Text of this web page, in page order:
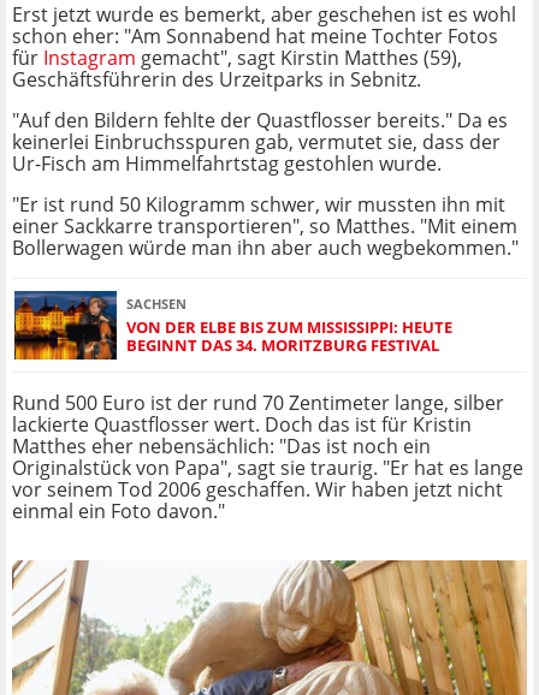
Erst jetzt wurde es bemerkt, aber geschehen ist es wohl
schon eher: "Am Sonnabend hat meine Tochter Fotos
für Instagram gemacht", sagt Kirstin Matthes (59),
Geschäftsführerin des Urzeitparks in Sebnitz.
"Auf den Bildern fehlte der Quastflosser bereits." Da es
keinerlei Einbruchsspuren gab, vermutet sie, dass der
Ur-Fisch am Himmelfahrtstag gestohlen wurde.
"Er ist rund 50 Kilogramm schwer, wir mussten ihn mit
einer Sackkarre transportieren", so Matthes. "Mit einem
Bollerwagen würde man ihn aber auch wegbekommen."
SACHSEN
VON DER ELBE BIS ZUM MISSISSIPPI: HEUTE
BEGINNT DAS 34. MORITZBURG FESTIVAL
Rund 500 Euro ist der rund 70 Zentimeter lange, silber
lackierte Quastflosser wert. Doch das ist für Kristin
Matthes eher nebensächlich: "Das ist noch ein
Originalstück von Papa", sagt sie traurig. "Er hat es lange
vor seinem Tod 2006 geschaffen. Wir haben jetzt nicht
einmal ein Foto davon."